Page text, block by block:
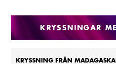
KRYSSNINGAR
KRYSSNING FRÅN